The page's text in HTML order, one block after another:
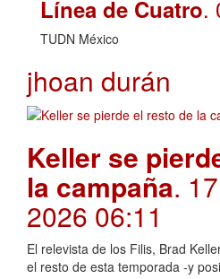
Línea de Cuatro.
TUDN México
jhoan durán
Keller se
la campaña.
2026 06:11
El relevista de los Filis, Brad
el resto de esta temporada -y